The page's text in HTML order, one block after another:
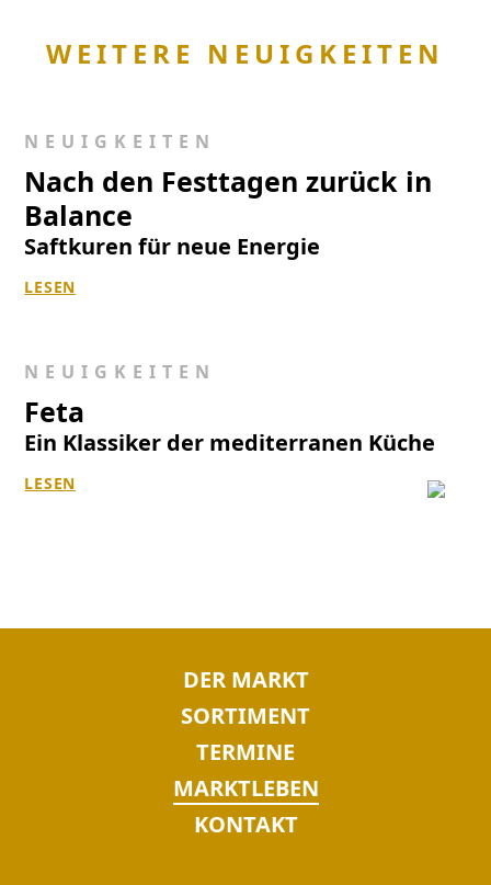
WEITERE NEUIGKEITEN
NEUIGKEITEN
Nach den Festtagen zurück in
Balance
Saftkuren für neue Energie
LESEN
NEUIGKEITEN
Feta
Ein Klassiker der mediterranen Küche
LESEN
NAVIGATION
ÜBERSPRINGEN
DER MARKT
SORTIMENT
TERMINE
MARKTLEBEN
KONTAKT